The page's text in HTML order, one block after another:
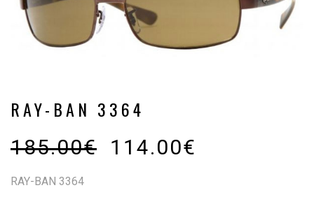
RAY-BAN 3364
185.00€ 114.00€
RAY-BAN 3364